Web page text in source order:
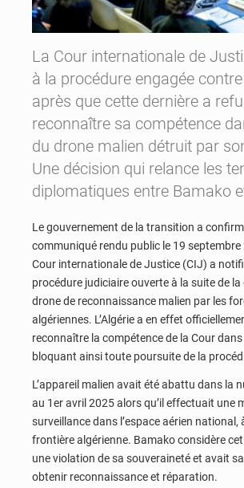
La Cour internationale de
à la procédure engagée contre
après que cette dernière a
reconnaître sa compétence
du drone malien détruit par
Une décision qui relance les
diplomatiques entre Bamako
Le gouvernement de la transition a
communiqué rendu public le 19 septembre
Cour internationale de Justice (CIJ) a
procédure judiciaire ouverte à la suite de la
drone de reconnaissance malien par les
algériennes. L’Algérie a en effet
reconnaître la compétence de la Cour
bloquant ainsi toute poursuite de la
L’appareil malien avait été abattu dans la
au 1er avril 2025 alors qu’il effectuait une
surveillance dans l’espace aérien national,
frontière algérienne. Bamako considère
une violation de sa souveraineté et avait
obtenir reconnaissance et réparation.